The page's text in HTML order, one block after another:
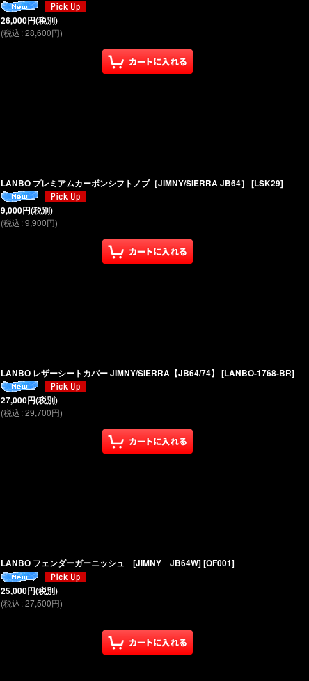
26,000円(税別)
(税込:28,600円)
LANBO プレミアムカーボンシフトノブ［JIMNY/SIERRA JB64］ [LSK29]
9,000円(税別)
(税込:9,900円)
LANBO レザーシートカバー JIMNY/SIERRA【JB64/74】 [LANBO-1768-BR]
27,000円(税別)
(税込:29,700円)
LANBO フェンダーガーニッシュ [JIMNY JB64W] [OF001]
25,000円(税別)
(税込:27,500円)